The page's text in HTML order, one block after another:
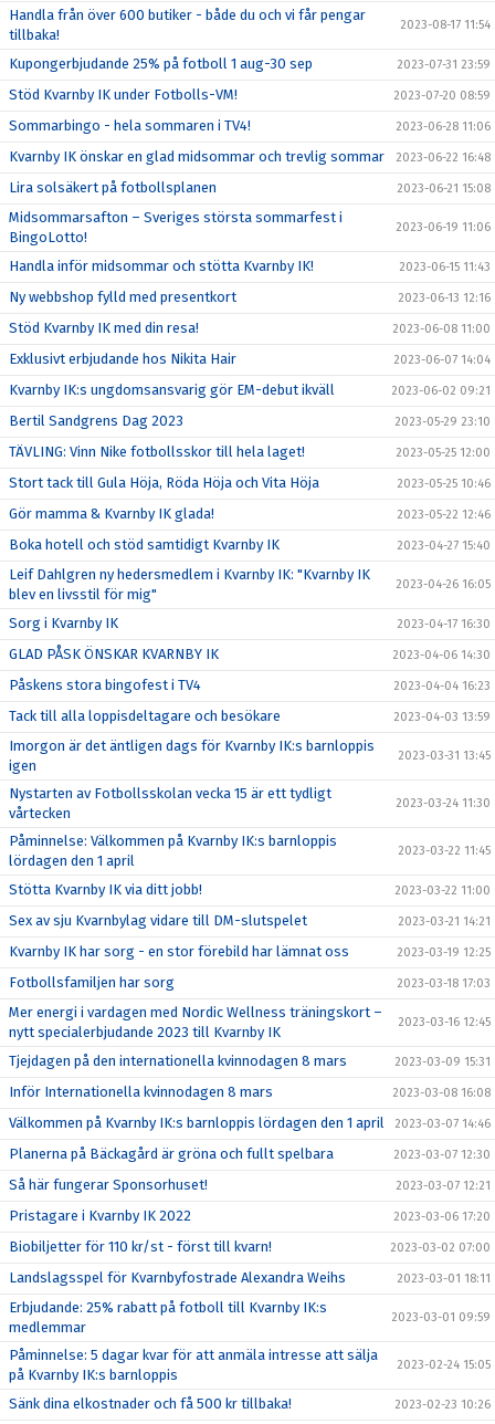
Handla från över 600 butiker - både du och vi får pengar
tillbaka!
2023-08-17 11:54
Kupongerbjudande 25% på fotboll 1 aug-30 sep 2023-07-31 23:59
Stöd Kvarnby IK under Fotbolls-VM! 2023-07-20 08:59
Sommarbingo - hela sommaren i TV4! 2023-06-28 11:06
Kvarnby IK önskar en glad midsommar och trevlig sommar 2023-06-22 16:48
Lira solsäkert på fotbollsplanen 2023-06-21 15:08
Midsommarsafton – Sveriges största sommarfest i
BingoLotto!
2023-06-19 11:06
Handla inför midsommar och stötta Kvarnby IK! 2023-06-15 11:43
Ny webbshop fylld med presentkort 2023-06-13 12:16
Stöd Kvarnby IK med din resa! 2023-06-08 11:00
Exklusivt erbjudande hos Nikita Hair 2023-06-07 14:04
Kvarnby IK:s ungdomsansvarig gör EM-debut ikväll 2023-06-02 09:21
Bertil Sandgrens Dag 2023 2023-05-29 23:10
TÄVLING: Vinn Nike fotbollsskor till hela laget! 2023-05-25 12:00
Stort tack till Gula Höja, Röda Höja och Vita Höja 2023-05-25 10:46
Gör mamma & Kvarnby IK glada! 2023-05-22 12:46
Boka hotell och stöd samtidigt Kvarnby IK 2023-04-27 15:40
Leif Dahlgren ny hedersmedlem i Kvarnby IK: "Kvarnby IK
blev en livsstil för mig"
2023-04-26 16:05
Sorg i Kvarnby IK 2023-04-17 16:30
GLAD PÅSK ÖNSKAR KVARNBY IK 2023-04-06 14:30
Påskens stora bingofest i TV4 2023-04-04 16:23
Tack till alla loppisdeltagare och besökare 2023-04-03 13:59
Imorgon är det äntligen dags för Kvarnby IK:s barnloppis
igen
2023-03-31 13:45
Nystarten av Fotbollsskolan vecka 15 är ett tydligt
vårtecken
2023-03-24 11:30
Påminnelse: Välkommen på Kvarnby IK:s barnloppis
lördagen den 1 april
2023-03-22 11:45
Stötta Kvarnby IK via ditt jobb! 2023-03-22 11:00
Sex av sju Kvarnbylag vidare till DM-slutspelet 2023-03-21 14:21
Kvarnby IK har sorg - en stor förebild har lämnat oss 2023-03-19 12:25
Fotbollsfamiljen har sorg 2023-03-18 17:03
Mer energi i vardagen med Nordic Wellness träningskort –
nytt specialerbjudande 2023 till Kvarnby IK
2023-03-16 12:45
Tjejdagen på den internationella kvinnodagen 8 mars 2023-03-09 15:31
Inför Internationella kvinnodagen 8 mars 2023-03-08 16:08
Välkommen på Kvarnby IK:s barnloppis lördagen den 1 april 2023-03-07 14:46
Planerna på Bäckagård är gröna och fullt spelbara 2023-03-07 12:30
Så här fungerar Sponsorhuset! 2023-03-07 12:21
Pristagare i Kvarnby IK 2022 2023-03-06 17:20
Biobiljetter för 110 kr/st - först till kvarn! 2023-03-02 07:00
Landslagsspel för Kvarnbyfostrade Alexandra Weihs 2023-03-01 18:11
Erbjudande: 25% rabatt på fotboll till Kvarnby IK:s
medlemmar
2023-03-01 09:59
Påminnelse: 5 dagar kvar för att anmäla intresse att sälja
på Kvarnby IK:s barnloppis
2023-02-24 15:05
Sänk dina elkostnader och få 500 kr tillbaka! 2023-02-23 10:26